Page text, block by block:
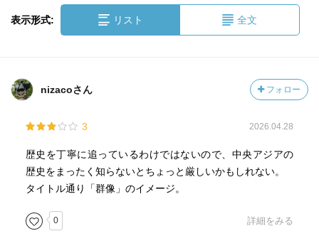
表示形式: リスト 全文
nizacoさん フォロー
3 2026.04.28
歴史を丁寧に追っているわけではないので、中央アジアの
歴史をまったく知らないとちょっと厳しいかもしれない。
タイトル通り「群像」のイメージ。
0 詳細をみる